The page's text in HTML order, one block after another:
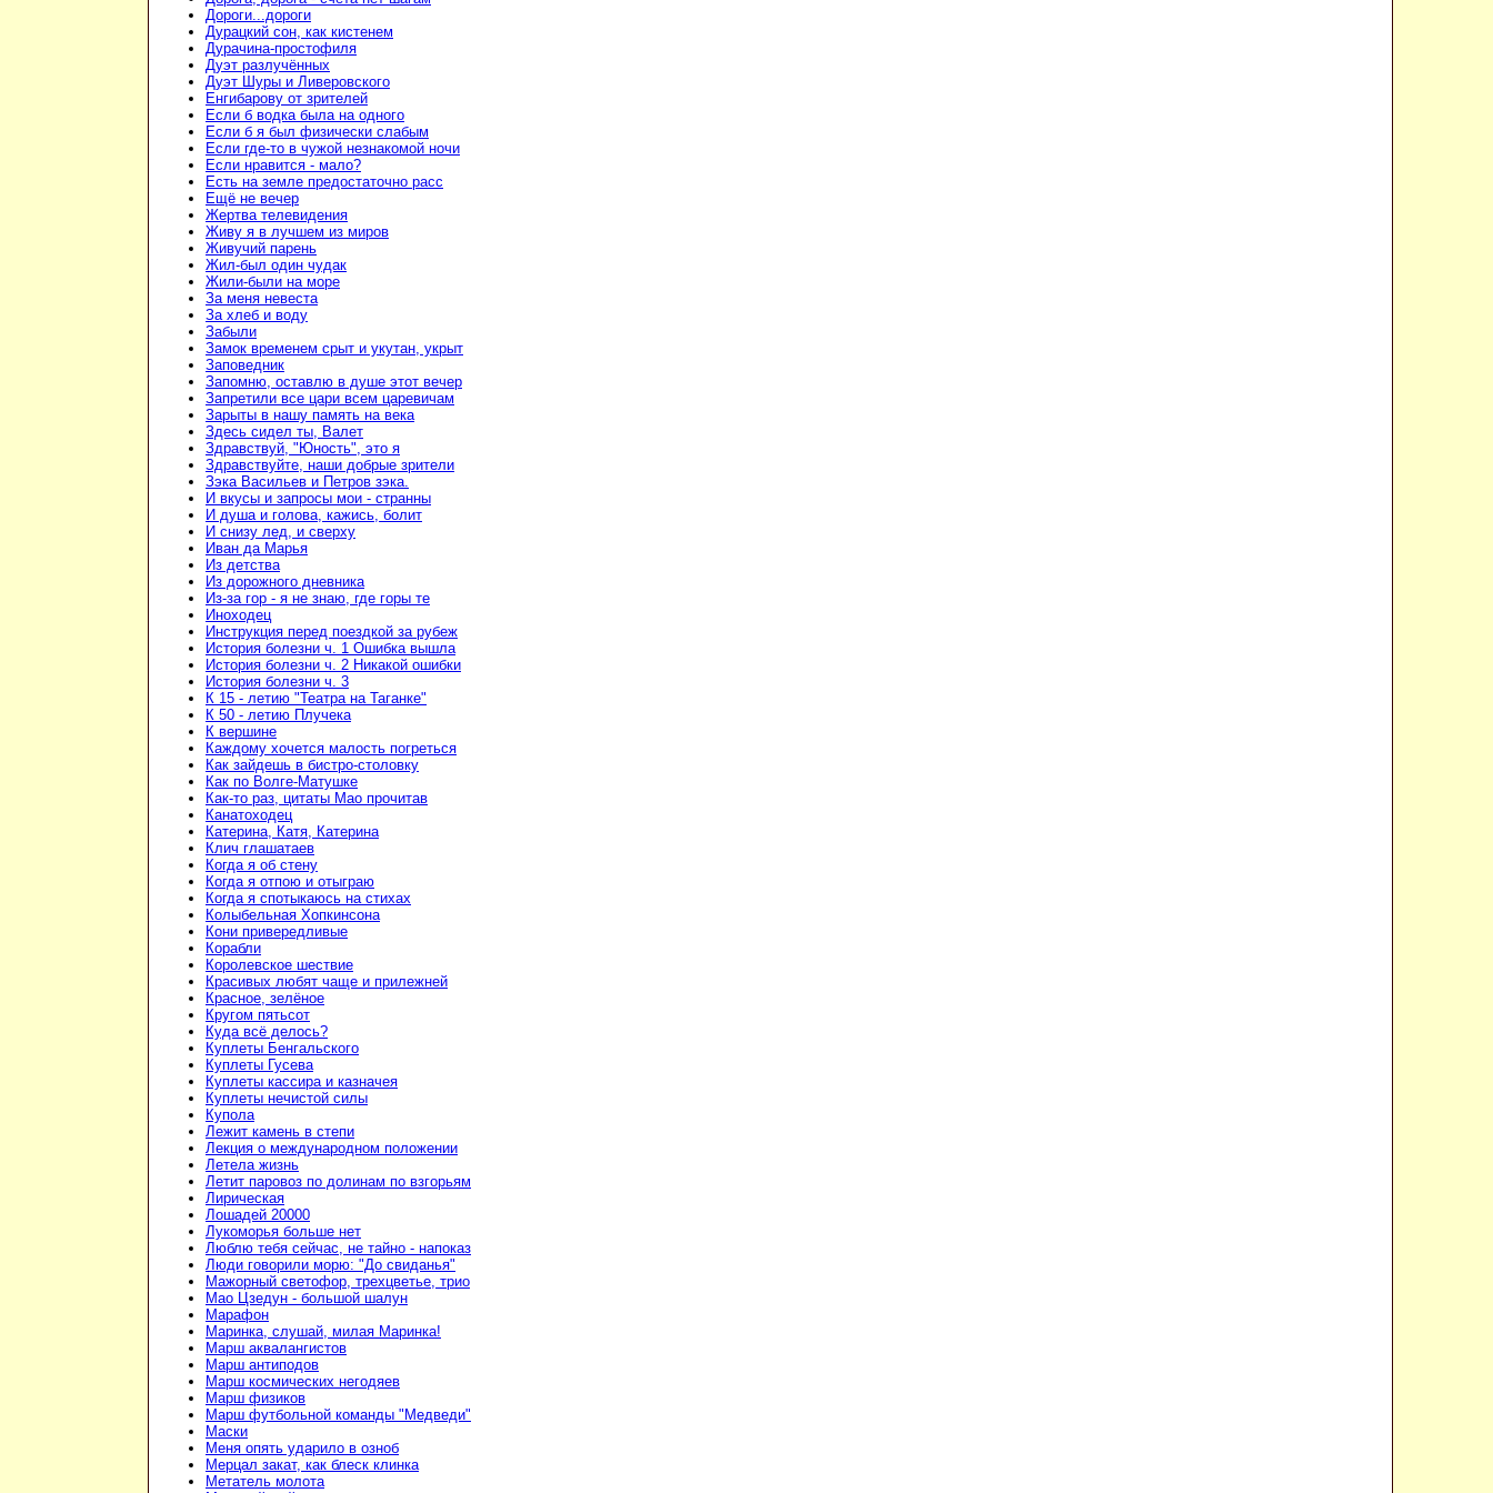
Дороги...дороги
Дурацкий сон, как кистенем
Дурачина-простофиля
Дуэт разлучённых
Дуэт Шуры и Ливеровского
Енгибарову от зрителей
Если б водка была на одного
Если б я был физически слабым
Если где-то в чужой незнакомой ночи
Если нравится - мало?
Есть на земле предостаточно расс
Ещё не вечер
Жертва телевидения
Живу я в лучшем из миров
Живучий парень
Жил-был один чудак
Жили-были на море
За меня невеста
За хлеб и воду
Забыли
Замок временем срыт и укутан, укрыт
Заповедник
Запомню, оставлю в душе этот вечер
Запретили все цари всем царевичам
Зарыты в нашу память на века
Здесь сидел ты, Валет
Здравствуй, "Юность", это я
Здравствуйте, наши добрые зрители
Зэка Васильев и Петров зэка.
И вкусы и запросы мои - странны
И душа и голова, кажись, болит
И снизу лед, и сверху
Иван да Марья
Из детства
Из дорожного дневника
Из-за гор - я не знаю, где горы те
Иноходец
Инструкция перед поездкой за рубеж
История болезни ч. 1 Ошибка вышла
История болезни ч. 2 Никакой ошибки
История болезни ч. 3
К 15 - летию "Театра на Таганке"
К 50 - летию Плучека
К вершине
Каждому хочется малость погреться
Как зайдешь в бистро-столовку
Как по Волге-Матушке
Как-то раз, цитаты Мао прочитав
Канатоходец
Катерина, Катя, Катерина
Клич глашатаев
Когда я об стену
Когда я отпою и отыграю
Когда я спотыкаюсь на стихах
Колыбельная Хопкинсона
Кони привередливые
Корабли
Королевское шествие
Красивых любят чаще и прилежней
Красное, зелёное
Кругом пятьсот
Куда всё делось?
Куплеты Бенгальского
Куплеты Гусева
Куплеты кассира и казначея
Куплеты нечистой силы
Купола
Лежит камень в степи
Лекция о международном положении
Летела жизнь
Летит паровоз по долинам по взгорьям
Лирическая
Лошадей 20000
Лукоморья больше нет
Люблю тебя сейчас, не тайно - напоказ
Люди говорили морю: "До свиданья"
Мажорный светофор, трехцветье, трио
Мао Цзедун - большой шалун
Марафон
Маринка, слушай, милая Маринка!
Марш аквалангистов
Марш антиподов
Марш космических негодяев
Марш физиков
Марш футбольной команды "Медведи"
Маски
Меня опять ударило в озноб
Мерцал закат, как блеск клинка
Метатель молота